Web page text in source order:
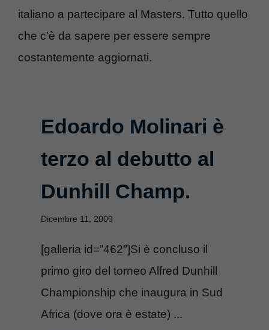
italiano a partecipare al Masters. Tutto quello
che c’è da sapere per essere sempre
costantemente aggiornati.
Edoardo Molinari è
terzo al debutto al
Dunhill Champ.
Dicembre 11, 2009
[galleria id=”462″]Si è concluso il
primo giro del torneo Alfred Dunhill
Championship che inaugura in Sud
Africa (dove ora è estate) ...